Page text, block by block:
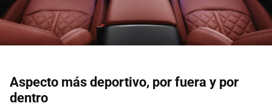
Aspecto más deportivo, por fuera y por
dentro